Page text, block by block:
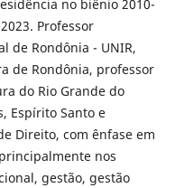
no biênio 2010-
Professor
de Rondônia - UNIR,
de Rondônia, professor
do Rio Grande do
Espírito Santo e
Direito, com ênfase em
nos
gestão, gestão